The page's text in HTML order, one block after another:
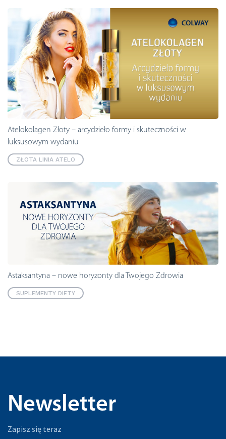
Atelokolagen Złoty – arcydzieło formy i skuteczności w
luksusowym wydaniu
ZŁOTA LINIA ATELO
Astaksantyna – nowe horyzonty dla Twojego Zdrowia
SUPLEMENTY DIETY
Newsletter
Zapisz się teraz